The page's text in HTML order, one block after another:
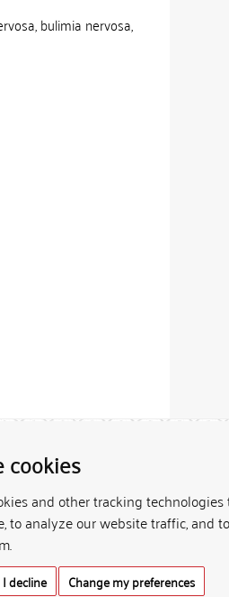
cookies
and other tracking
to analyze our website traffic, and
I decline Change my preferences
bulimia nervosa,
constituent
vědeckou
purposes